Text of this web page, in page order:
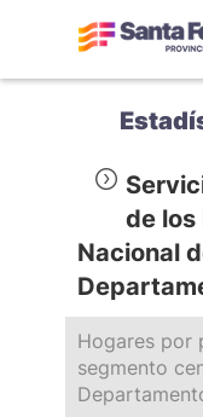
de los
Nacional
Hogares por
segmento